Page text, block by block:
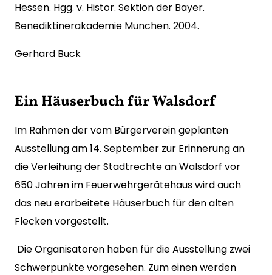
Hessen. Hgg. v. Histor. Sektion der Bayer.
Benediktinerakademie München. 2004.
Gerhard Buck
Ein Häuserbuch für Walsdorf
Im Rahmen der vom Bürgerverein geplanten
Ausstellung am 14. September zur Erinnerung an
die Verleihung der Stadtrechte an Walsdorf vor
650 Jahren im Feuerwehrgerätehaus wird auch
das neu erarbeitete Häuserbuch für den alten
Flecken vorgestellt.
Die Organisatoren haben für die Ausstellung zwei
Schwerpunkte vorgesehen. Zum einen werden